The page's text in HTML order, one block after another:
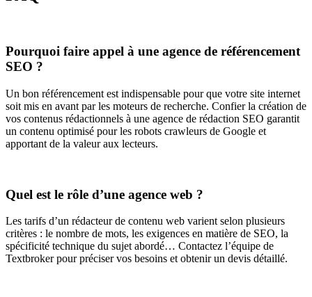
Pourquoi faire appel à une agence de référencement
SEO ?
Un bon référencement est indispensable pour que votre site internet
soit mis en avant par les moteurs de recherche. Confier la création de
vos contenus rédactionnels à une agence de rédaction SEO garantit
un contenu optimisé pour les robots crawleurs de Google et
apportant de la valeur aux lecteurs.
Quel est le rôle d’une agence web ?
Les tarifs d’un rédacteur de contenu web varient selon plusieurs
critères : le nombre de mots, les exigences en matière de SEO, la
spécificité technique du sujet abordé… Contactez l’équipe de
Textbroker pour préciser vos besoins et obtenir un devis détaillé.